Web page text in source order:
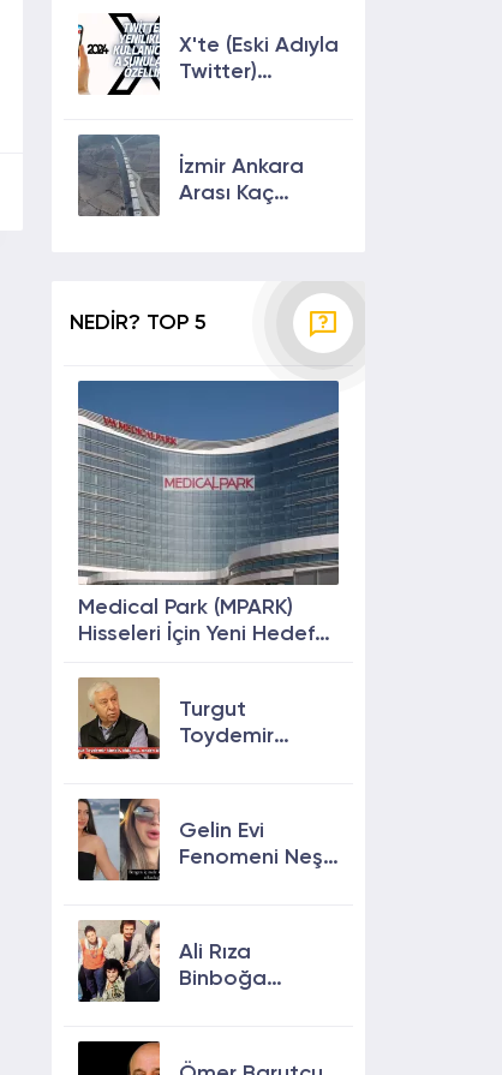
Etkili Yolları!
X'te (Eski Adıyla
Twitter)
Sunulan Son
Özellikler 2024
İzmir Ankara
Arası Kaç
NEDİR? TOP 5
Medical Park (MPARK)
Hisseleri İçin Yeni Hedef
Potansiyeli
Turgut
Toydemir
Gelin Evi
Fenomeni Neşe
neden öldü?
Ali Rıza
Binboğa
Kalmasın